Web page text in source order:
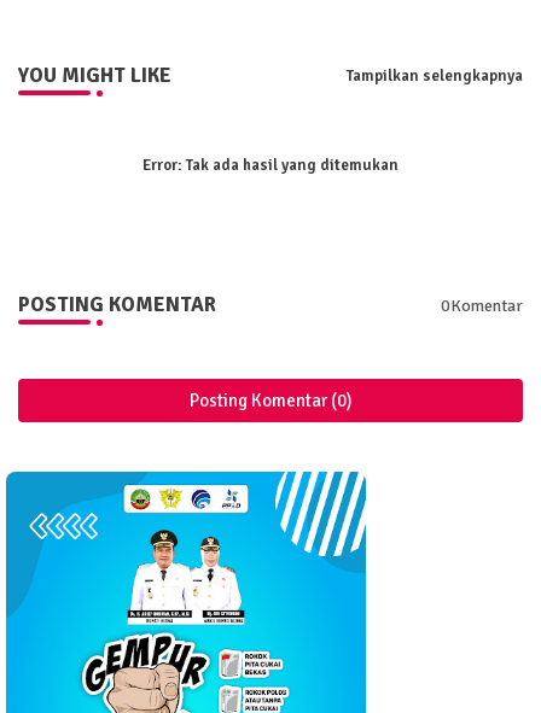
YOU MIGHT LIKE Tampilkan selengkapnya
Error:Tak ada hasil yang ditemukan
POSTING KOMENTAR 0Komentar
Posting Komentar (0)